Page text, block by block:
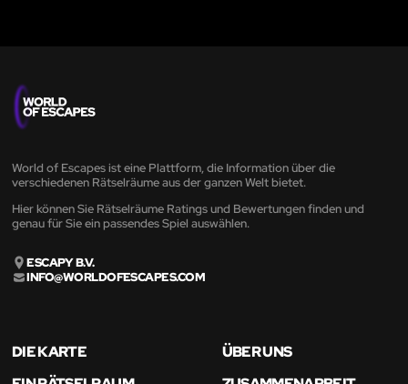
World of Escapes ist eine Plattform, die Information über die
verschiedenen Rätselräume aus der ganzen Welt bietet.
Hier können Sie Rätselräume Ratings und Bewertungen finden und
genau für Sie ein passendes Spiel auswählen.
ESCAPY B.V.
INFO@WORLDOFESCAPES.COM
DIE KARTE
ÜBER UNS